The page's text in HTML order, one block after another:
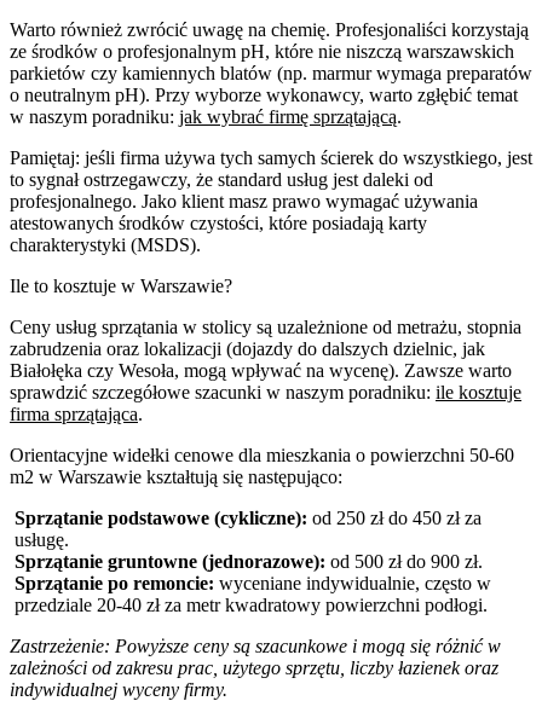
Warto również zwrócić uwagę na chemię. Profesjonaliści korzystają
ze środków o profesjonalnym pH, które nie niszczą warszawskich
parkietów czy kamiennych blatów (np. marmur wymaga preparatów
o neutralnym pH). Przy wyborze wykonawcy, warto zgłębić temat
w naszym poradniku: jak wybrać firmę sprzątającą.
Pamiętaj: jeśli firma używa tych samych ścierek do wszystkiego, jest
to sygnał ostrzegawczy, że standard usług jest daleki od
profesjonalnego. Jako klient masz prawo wymagać używania
atestowanych środków czystości, które posiadają karty
charakterystyki (MSDS).
Ile to kosztuje w Warszawie?
Ceny usług sprzątania w stolicy są uzależnione od metrażu, stopnia
zabrudzenia oraz lokalizacji (dojazdy do dalszych dzielnic, jak
Białołęka czy Wesoła, mogą wpływać na wycenę). Zawsze warto
sprawdzić szczegółowe szacunki w naszym poradniku: ile kosztuje
firma sprzątająca.
Orientacyjne widełki cenowe dla mieszkania o powierzchni 50-60
m2 w Warszawie kształtują się następująco:
Sprzątanie podstawowe (cykliczne): od 250 zł do 450 zł za
usługę.
Sprzątanie gruntowne (jednorazowe): od 500 zł do 900 zł.
Sprzątanie po remoncie: wyceniane indywidualnie, często w
przedziale 20-40 zł za metr kwadratowy powierzchni podłogi.
Zastrzeżenie: Powyższe ceny są szacunkowe i mogą się różnić w
zależności od zakresu prac, użytego sprzętu, liczby łazienek oraz
indywidualnej wyceny firmy.